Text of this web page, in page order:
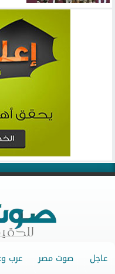
عاجل صوت مصر عرب